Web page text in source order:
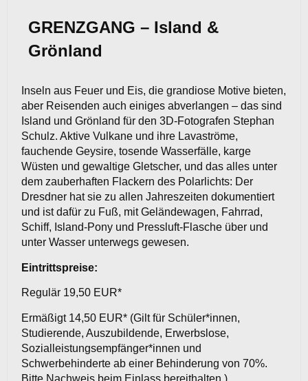
GRENZGANG – Island &
Grönland
Inseln aus Feuer und Eis, die grandiose Motive bieten,
aber Reisenden auch einiges abverlangen – das sind
Island und Grönland für den 3D-Fotografen Stephan
Schulz. Aktive Vulkane und ihre Lavaströme,
fauchende Geysire, tosende Wasserfälle, karge
Wüsten und gewaltige Gletscher, und das alles unter
dem zauberhaften Flackern des Polarlichts: Der
Dresdner hat sie zu allen Jahreszeiten dokumentiert
und ist dafür zu Fuß, mit Geländewagen, Fahrrad,
Schiff, Island-Pony und Pressluft-Flasche über und
unter Wasser unterwegs gewesen.
Eintrittspreise:
Regulär 19,50 EUR*
Ermäßigt 14,50 EUR* (Gilt für Schüler*innen,
Studierende, Auszubildende, Erwerbslose,
Sozialleistungsempfänger*innen und
Schwerbehinderte ab einer Behinderung von 70%.
Bitte Nachweis beim Einlass bereithalten.)